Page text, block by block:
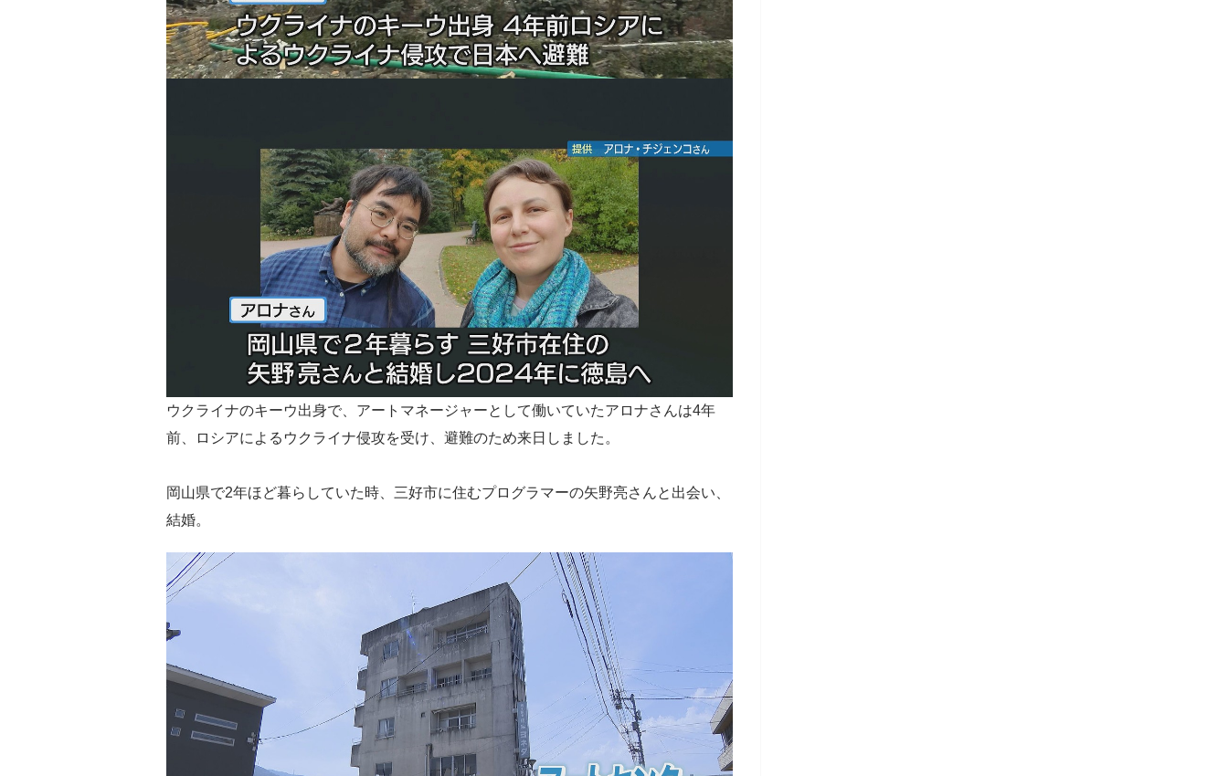
ウクライナのキーウ出身で、アートマネージャーとして働いていたアロナさんは4年
前、ロシアによるウクライナ侵攻を受け、避難のため来日しました。
岡山県で2年ほど暮らしていた時、三好市に住むプログラマーの矢野亮さんと出会い、
結婚。